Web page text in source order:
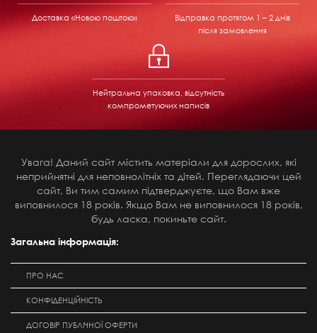
Доставка «Новою поштою» Відправка протягом 1 – 2 днів
після замовлення
Нейтральна упаковка, відсутність
компрометуючих написів
Увага! Даний сайт містить матеріали для дорослих, які
неприйнятні для неповнолітніх та дітей. Переглядаючи цей
сайт, Ви тим самим підтверджуєте, що Вам вже
виповнилося 18 років. Якщо Вам не виповнилося 18 років,
будь ласка, покиньте сайт.
Загальна інформація:
ПРО НАС
КОНФІДЕНЦІЙНІСТЬ
ДОГОВІР ПУБЛІЧНОЇ ОФЕРТИ